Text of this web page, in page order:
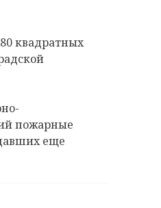
квадратных
пожарные
еще